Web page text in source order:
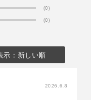
(0)
(0)
示：新しい順
2026.6.8